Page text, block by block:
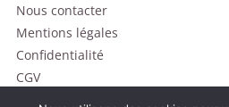
Nous contacter
Mentions légales
Confidentialité
CGV